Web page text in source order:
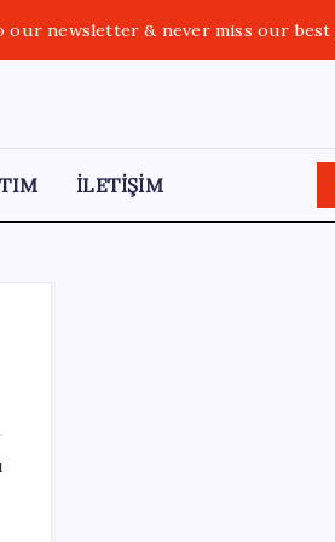
our newsletter & never miss our
İLETİŞİM